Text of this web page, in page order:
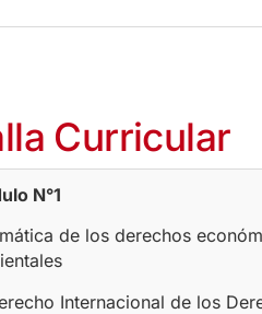
Curricular
N°1
de los derechos
Internacional de los